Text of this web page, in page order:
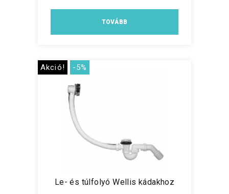
TOVÁBB
Akció! -5%
Le- és túlfolyó Wellis kádakhoz